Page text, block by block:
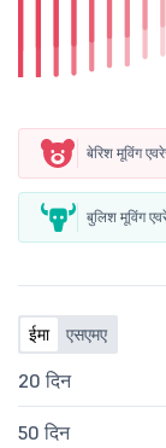
बेरिश मूविंग
बुलिश मूविंग
ईमा एसएमए
20 दिन
50 दिन